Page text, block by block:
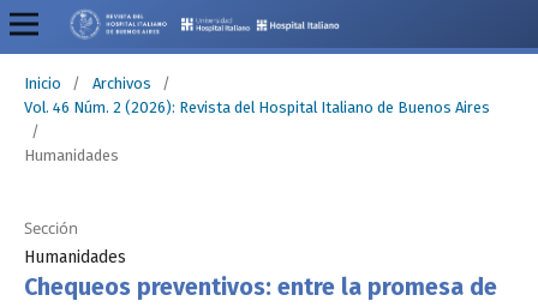
Inicio / Archivos
/
Vol. 46 Núm. 2 (2026): Revista del Hospital Italiano de Buenos Aires
/
Humanidades
Chequeos preventivos: entre la promesa de
Sección
Humanidades